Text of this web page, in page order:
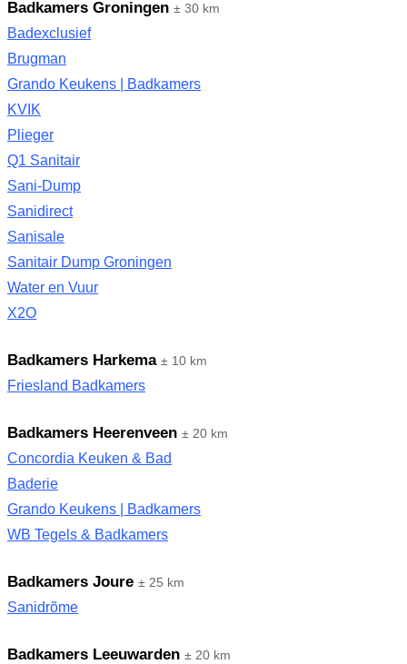
Badkamers Groningen ± 30 km
Badexclusief
Brugman
Grando Keukens | Badkamers
KVIK
Plieger
Q1 Sanitair
Sani-Dump
Sanidirect
Sanisale
Sanitair Dump Groningen
Water en Vuur
X2O
Badkamers Harkema ± 10 km
Friesland Badkamers
Badkamers Heerenveen ± 20 km
Concordia Keuken & Bad
Baderie
Grando Keukens | Badkamers
WB Tegels & Badkamers
Badkamers Joure ± 25 km
Sanidrõme
Badkamers Leeuwarden ± 20 km